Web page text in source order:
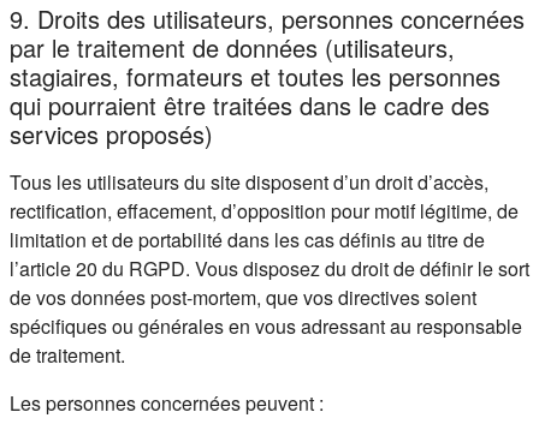
9. Droits des utilisateurs, personnes concernées
par le traitement de données (utilisateurs,
stagiaires, formateurs et toutes les personnes
qui pourraient être traitées dans le cadre des
services proposés)
Tous les utilisateurs du site disposent d’un droit d’accès,
rectification, effacement, d’opposition pour motif légitime, de
limitation et de portabilité dans les cas définis au titre de
l’article 20 du RGPD. Vous disposez du droit de définir le sort
de vos données post-mortem, que vos directives soient
spécifiques ou générales en vous adressant au responsable
de traitement.
Les personnes concernées peuvent :